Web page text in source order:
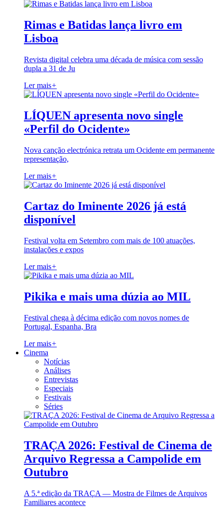
Rimas e Batidas lança livro em
Lisboa
Revista digital celebra uma década de música com sessão
dupla a 31 de Ju
Ler mais+
LÍQUEN apresenta novo single
«Perfil do Ocidente»
Nova canção electrónica retrata um Ocidente em permanente
representação,
Ler mais+
Cartaz do Iminente 2026 já está
disponível
Festival volta em Setembro com mais de 100 atuações,
instalações e expos
Ler mais+
Pikika e mais uma dúzia ao MIL
Festival chega à décima edição com novos nomes de
Portugal, Espanha, Bra
Ler mais+
Cinema
Notícias
Análises
Entrevistas
Especiais
Festivais
Séries
TRAÇA 2026: Festival de Cinema de
Arquivo Regressa a Campolide em
Outubro
A 5.ª edição da TRAÇA — Mostra de Filmes de Arquivos
Familiares acontece